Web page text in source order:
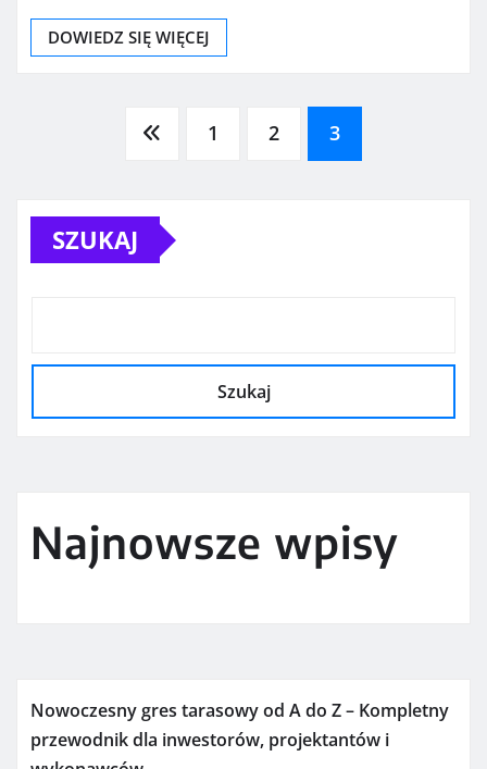
DOWIEDZ SIĘ WIĘCEJ
Nawigacja
po
wpisach
1 2 3
SZUKAJ
Szukaj
Najnowsze wpisy
Nowoczesny gres tarasowy od A do Z – Kompletny
przewodnik dla inwestorów, projektantów i